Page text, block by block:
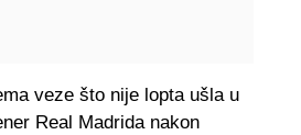
veze što nije lopta ušla u
Real Madrida nakon